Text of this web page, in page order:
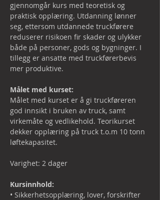
gjennomgår kurs med teoretisk og
praktisk opplæring. Utdanning lønner
seg, ettersom utdannede truckførere
reduserer risikoen fir skader og ulykker
både på personer, gods og bygninger. I
tillegg er ansatte med truckførerbevis
mer produktive.
Målet med kurset:
Målet med kurset er å gi truckføreren
god innsikt i bruken av truck, samt
virkemåte og vedlikehold. Teorikurset
dekker opplæring på truck t.o.m 10 tonn
løftekapasitet.
Varighet: 2 dager
Kursinnhold:
• Sikkerhetsopplæring, lover, forskrifter